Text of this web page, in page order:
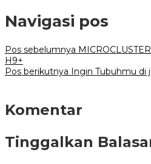
Navigasi pos
Pos sebelumnya
H9+
Pos berikutnya Ingin Tubuhmu di
Komentar
Tinggalkan